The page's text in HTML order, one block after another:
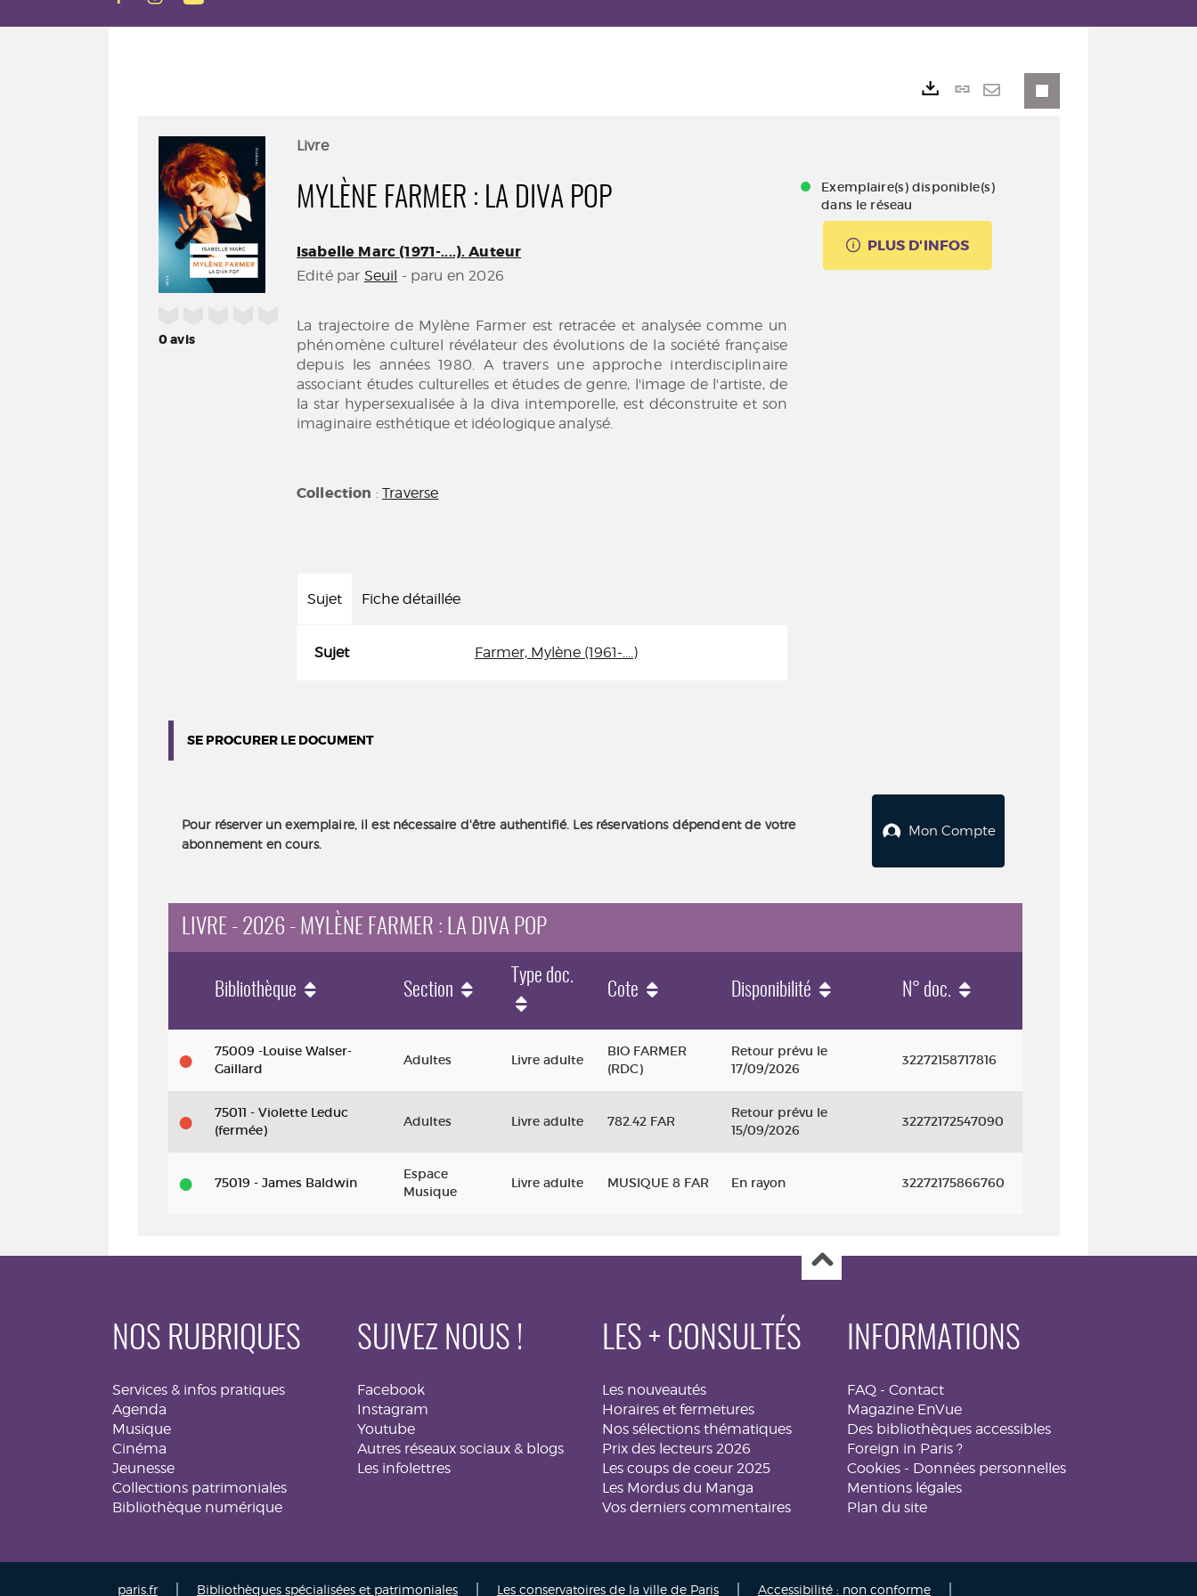
0avis
Livre
MYLÈNE FARMER : LA DIVA POP
Isabelle Marc (1971-....). Auteur
Edité par Seuil - paru en 2026
La trajectoire de Mylène Farmer est retracée et analysée comme un
phénomène culturel révélateur des évolutions de la société française
depuis les années 1980. A travers une approche interdisciplinaire
associant études culturelles et études de genre, l'image de l'artiste, de
la star hypersexualisée à la diva intemporelle, est déconstruite et son
imaginaire esthétique et idéologique analysé.
Collection :Traverse
Sujet Fiche détaillée
Sujet Farmer, Mylène (1961-....)
Lien
fenêtre)
mail
Exemplaire(s) disponible(s)
dans le réseau
PLUS D'INFOS
SE PROCURER LE DOCUMENT
Pour réserver un exemplaire, il est nécessaire d'être authentifié. Les réservations dépendent de votre
abonnement en cours.
Mon Compte
LIVRE - 2026 - MYLÈNE FARMER : LA DIVA POP
Farmer
Bibliothèque Section
Type doc.
Cote Disponibilité N° doc.
75009 -Louise Walser-
Gaillard
Adultes Livre adulte
BIO FARMER
(RDC)
Retour prévu le
17/09/2026
32272158717816
75011 - Violette Leduc
(fermée)
Adultes Livre adulte 782.42 FAR
Retour prévu le
15/09/2026
32272172547090
75019 - James Baldwin
Espace
Musique
Livre adulte MUSIQUE 8 FAR En rayon 32272175866760
NOS RUBRIQUES
Services & infos pratiques
Agenda
Musique
Cinéma
Jeunesse
Collections patrimoniales
Bibliothèque numérique
SUIVEZ NOUS !
Facebook
Instagram
Youtube
Autres réseaux sociaux & blogs
Les infolettres
LES + CONSULTÉS
Les nouveautés
Horaires et fermetures
Nos sélections thématiques
Prix des lecteurs 2026
Les coups de coeur 2025
Les Mordus du Manga
Vos derniers commentaires
INFORMATIONS
FAQ - Contact
Magazine EnVue
Des bibliothèques accessibles
Foreign in Paris ?
Cookies - Données personnelles
Mentions légales
Plan du site
paris.fr Bibliothèques spécialisées et patrimoniales Les conservatoires de la ville de Paris Accessibilité : non conforme